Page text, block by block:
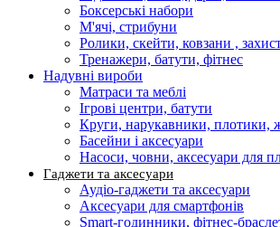
Боксерські набори
М'ячі, стрибуни
Ролики, скейти, ковзани ,
Тренажери, батути, фітнес
Надувні вироби
Матраси та меблі
Ігрові центри, батути
Круги, нарукавники, плотики,
Басейни і аксесуари
Насоси, човни, аксесуари для
Гаджети та аксесуари
Аудіо-гаджети та аксесуари
Аксесуари для смартфонів
Smart-годинники, фітнес-